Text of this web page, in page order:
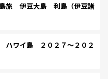
旅 伊豆大島 利島（伊豆諸
ワイ島 ２０２７～２０２